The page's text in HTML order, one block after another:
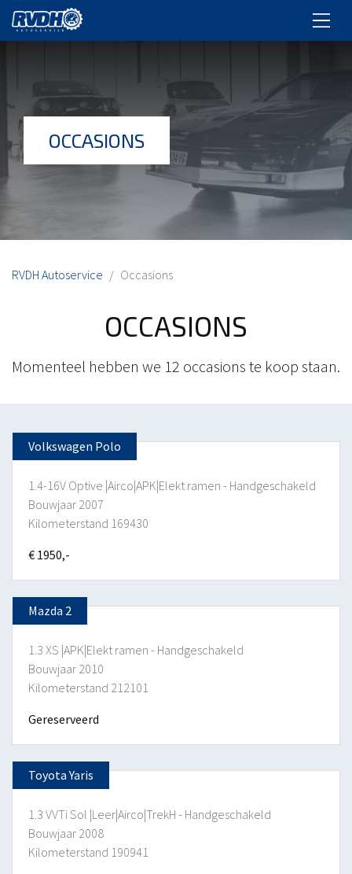
OCCASIONS
RVDH Autoservice Occasions
OCCASIONS
Momenteel hebben we 12 occasions te koop staan.
Volkswagen Polo
1.4-16V Optive |Airco|APK|Elekt ramen - Handgeschakeld
Bouwjaar 2007
Kilometerstand 169430
€ 1950,-
Mazda 2
1.3 XS |APK|Elekt ramen - Handgeschakeld
Bouwjaar 2010
Kilometerstand 212101
Gereserveerd
Toyota Yaris
1.3 VVTi Sol |Leer|Airco|TrekH - Handgeschakeld
Bouwjaar 2008
Kilometerstand 190941